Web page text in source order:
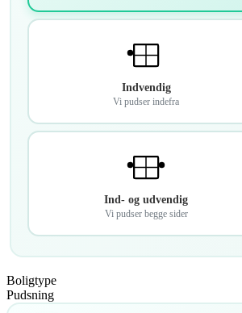
Indvendig
Vi pudser indefra
Ind- og udvendig
Vi pudser begge sider
Boligtype
Pudsning